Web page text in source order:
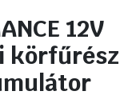
12V
körfűrész